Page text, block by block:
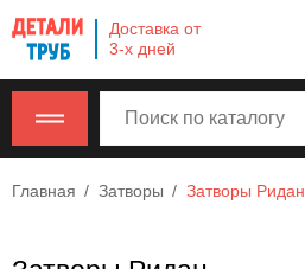
Доставка от
3-х дней
Главная Затворы Затворы Ридан
Company
name
620000,
Москва,